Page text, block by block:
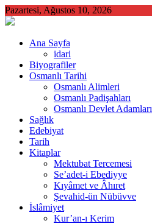
Skip
to
Pazartesi, Ağustos 10, 2026
Ana Sayfa
idari
Biyografiler
Osmanlı Tarihi
Osmanlı Alimleri
Osmanlı Padişahları
Osmanlı Devlet Adamları
Sağlık
Edebiyat
Tarih
Kitaplar
Mektubat Tercemesi
Se’adet-i Ebediyye
Kıyâmet ve Âhıret
Şevahid-ün Nübüvve
İslâmiyet
Kur’an-ı Kerim